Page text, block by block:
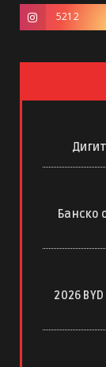
5212
Банско
2026